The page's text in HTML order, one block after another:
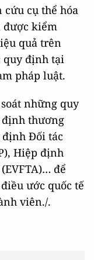
cứu cụ thể hóa
được kiểm
quả trên
quy định tại
pháp luật.
những quy
định thương
định Đối tác
Hiệp định
để
ước quốc tế
viên./.